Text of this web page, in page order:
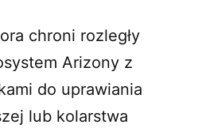
chroni rozległy
Arizony z
do uprawiania
lub kolarstwa